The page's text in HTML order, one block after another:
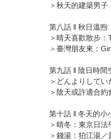
＞秋天的建築男子
第八話 ‖ 秋日溫煦
＞晴天喜歡散步
＞臺灣朋友來：
第九話 ‖ 陰日時間
＞どんよりしてい
＞陰天或許適合約
第十話 ‖ 冬天的小
＞晴冬：東京日法
＞錢湯：狛江湯／